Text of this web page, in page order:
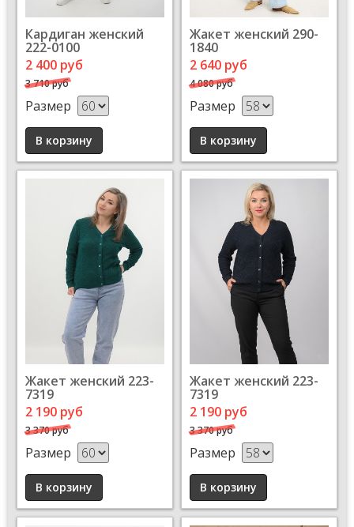
Кардиган женский
222-0100
2 400 руб
3 710 руб
Размер
Жакет женский 290-
1840
2 640 руб
4 080 руб
Размер
Жакет женский 223-
7319
2 190 руб
3 370 руб
Размер
Жакет женский 223-
7319
2 190 руб
3 370 руб
Размер